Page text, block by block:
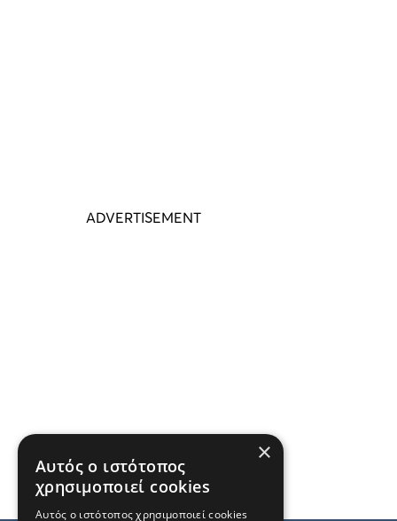
×
Αυτός ο ιστότοπος
χρησιμοποιεί cookies
Αυτός ο ιστότοπος χρησιμοποιεί cookies